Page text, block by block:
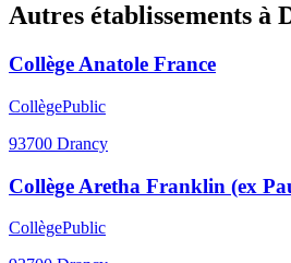
Autres établissements à
Collège Anatole France
CollègePublic
93700 Drancy
Collège Aretha Franklin (ex
CollègePublic